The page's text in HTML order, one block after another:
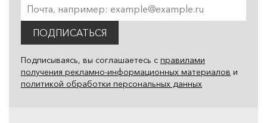
ПОДПИСАТЬСЯ
Подписываясь, вы соглашаетесь с правилами
получения рекламно-информационных материалов и
политикой обработки персональных данных